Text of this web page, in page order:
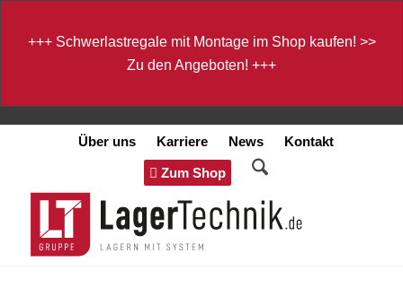
+++ Schwerlastregale mit Montage im Shop kaufen! >>
Zu den Angeboten! +++
Über uns Karriere News Kontakt
Zum Shop